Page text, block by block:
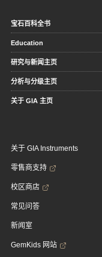
宝石百科全书
Education
研究与新闻主页
分析与分级主页
关于 GIA 主页
关于 GIA Instruments
零售商支持
校区商店
常见问答
新闻室
GemKids 网站